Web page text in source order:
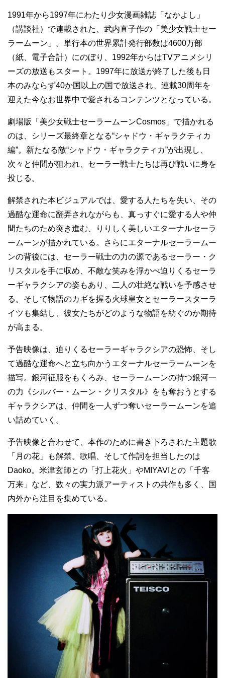
1991年から1997年にわたり少女漫画雑誌「なかよし」
（講談社）で連載された、武内直子作の「美少女戦士セー
ラームーン」。単行本の世界累計発行部数は4600万部
（紙、電子合計）にのぼり、1992年からはTVアニメシリ
ーズの放送もスタート。1997年に放送が終了した後も日
本のみならず40か国以上の国で放送され、連載30周年を
迎えた今なお世界中で愛されるコンテンツとなっている。
劇場版「美少女戦士セーラームーンCosmos」で描かれる
のは、シリーズ最終章となる“シャドウ・ギャラクティカ
編”。新たなる敵“シャドウ・ギャラクティカ”が出現し、
次々と仲間が狙われ、セーラー戦士たちは再び戦いに身を
投じる。
解禁された本ビジュアルでは、愛する人たちを失い、その
過酷な運命に翻弄されながらも、真っすぐに愛する人や仲
間たちのため突き進む、りりしく美しいエターナルセーラ
ームーンが描かれている。さらにエターナルセーラームー
ンの背後には、セーラー戦士の力の源であるセーラー・ク
リスタルを手に収め、不敵な笑みを浮かべ迫りくるセーラ
ーギャラクシアの姿もあり、二人の壮絶な戦いを予感させ
る。そして物語のカギを握る火球皇女とセーラースターラ
イツも集結し、彼女たちがどのような物語を紡ぐのか期待
が高まる。
予告映像は、迫りくるセーラーギャラクシアの恐怖、そし
て過酷な運命へと立ち向かうエターナルセーラームーンを
描写。銀河征服をもくろみ、セーラームーンの持つ銀河一
の力《シルバー・ムーン・クリスタル》をも奪おうとする
ギャラクシアは、仲間を一人ずつ奪いセーラームーンを追
い詰めていく。
予告映像と合わせて、本作のために書き下ろされた主題歌
「月の花」も解禁。歌唱、そして作詞を担当したのは
Daoko。米津玄師との「打上花火」やMIYAVIとの「千客
万来」など、数々の実力派アーティストの共作も多く、国
内外から注目を集めている。